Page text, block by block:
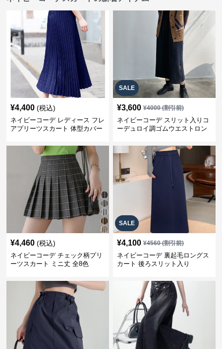
¥4,400 (税込)
ネイビーコーデ レディース フレ
アプリーツスカート 体型カバー
ト
SALE
¥3,600 ¥4000(割引前)
ネイビーコーデ スリット入りコ
ーデュロイ調ゴムウエストロン
¥4,460 (税込)
ネイビーコーデ チェック柄プリ
ーツスカート ミニ丈 全8色
SALE
¥4,100 ¥4560(割引前)
ネイビーコーデ 裏起毛ロングス
カート 後ろスリット入り